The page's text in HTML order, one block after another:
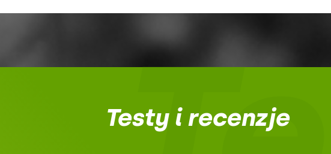
Testy i recenzje